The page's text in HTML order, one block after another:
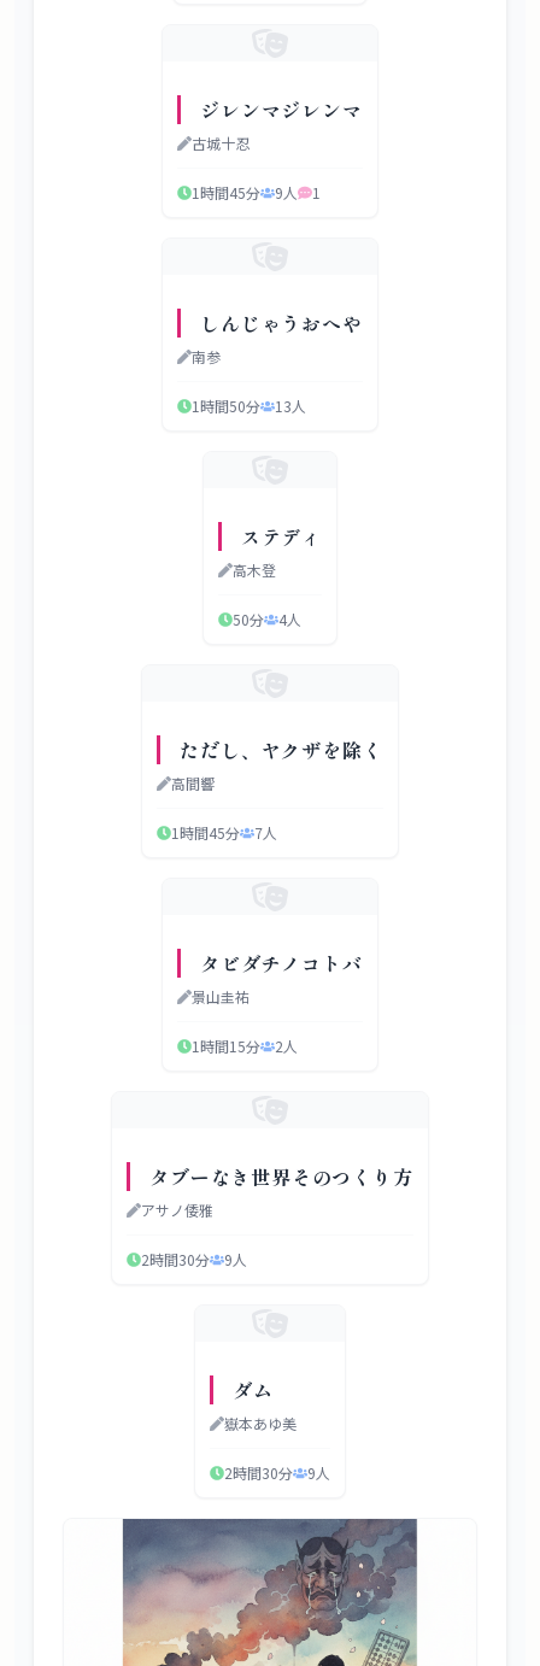
ジレンマジレンマ
古城十忍
1時間45分 9人 1
しんじゃうおへや
南参
1時間50分 13人
ステディ
高木登
50分 4人
ただし、ヤクザを除く
高間響
1時間45分 7人
タビダチノコトバ
景山圭祐
1時間15分 2人
タブーなき世界そのつくり方
アサノ倭雅
2時間30分 9人
ダム
嶽本あゆ美
2時間30分 9人